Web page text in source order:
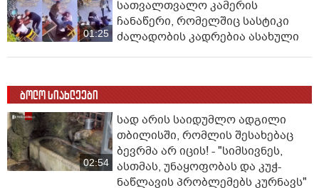
01:25
სათვალთვალო კამერის
ჩანაწერი, რომელშიც სასტიკი
ძალადობის კადრებია ასახული
ბოლო სიახლეები
02:54
სად არის საიდუმლო ადგილი
თბილისში, რომლის შესახებაც
ბევრმა არ იცის! - "სიმსივნეს,
ასთმას, უნაყოფობას და კუჭ-
ნაწლავის პრობლემებს კურნავს"